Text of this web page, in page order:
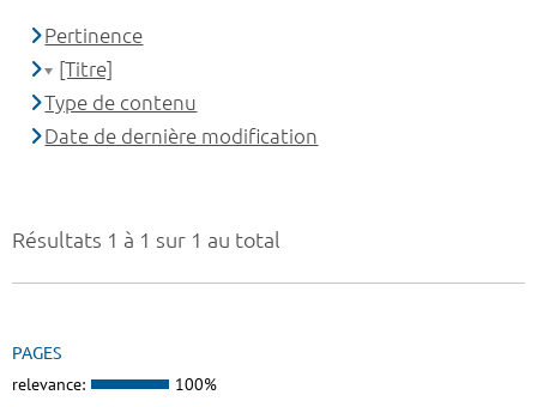
Résultats 1 à 1 sur 1 au total
PAGES
relevance: 100%
Pertinence
[Titre]
Type de contenu
Date de dernière modification